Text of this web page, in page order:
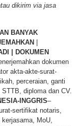
dikirim via jasa
BANYAK
|
| DOKUMEN
dokumen
akta-akte-surat-
perceraian, ganti
diploma dan CV.
INGGRIS–
sertifikat notaris,
MoU,